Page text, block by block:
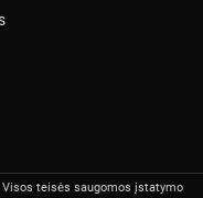
teisės saugomos įstatymo